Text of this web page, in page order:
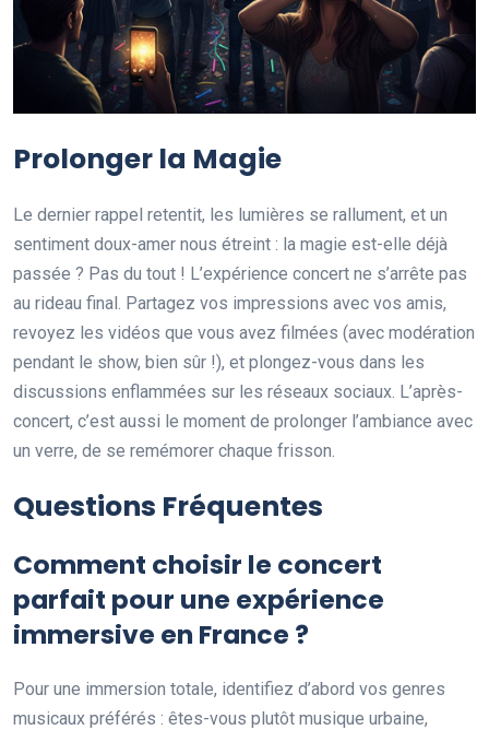
Prolonger la Magie
Le dernier rappel retentit, les lumières se rallument, et un
sentiment doux-amer nous étreint : la magie est-elle déjà
passée ? Pas du tout ! L’expérience concert ne s’arrête pas
au rideau final. Partagez vos impressions avec vos amis,
revoyez les vidéos que vous avez filmées (avec modération
pendant le show, bien sûr !), et plongez-vous dans les
discussions enflammées sur les réseaux sociaux. L’après-
concert, c’est aussi le moment de prolonger l’ambiance avec
un verre, de se remémorer chaque frisson.
Questions Fréquentes
Comment choisir le concert
parfait pour une expérience
immersive en France ?
Pour une immersion totale, identifiez d’abord vos genres
musicaux préférés : êtes-vous plutôt musique urbaine,